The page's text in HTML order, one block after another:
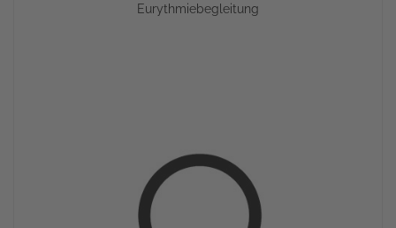
Eurythmiebegleitung